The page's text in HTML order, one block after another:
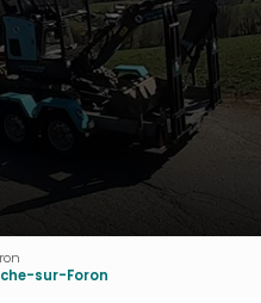
sur-Foron